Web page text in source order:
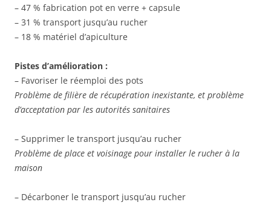
– 47 % fabrication pot en verre + capsule
– 31 % transport jusqu’au rucher
– 18 % matériel d’apiculture
Pistes d’amélioration :
– Favoriser le réemploi des pots
Problème de filière de récupération inexistante, et problème
d’acceptation par les autorités sanitaires
– Supprimer le transport jusqu’au rucher
Problème de place et voisinage pour installer le rucher à la
maison
– Décarboner le transport jusqu’au rucher